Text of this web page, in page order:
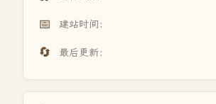
📅 建站时间：
🔄 最后更新：